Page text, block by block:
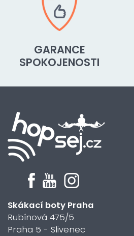
GARANCE
SPOKOJENOSTI
Skákací boty Praha
Rubínová 475/5
Praha 5 - Slivenec